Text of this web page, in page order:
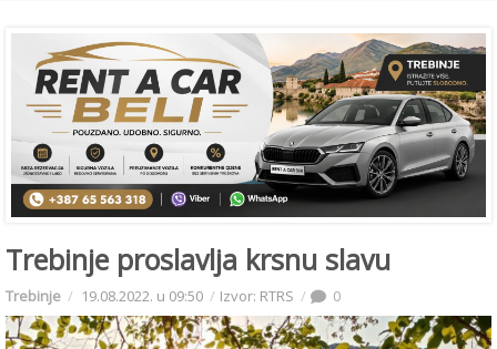
Trebinje proslavlja krsnu slavu
Trebinje 19.08.2022. u 09:50 Izvor: RTRS 0